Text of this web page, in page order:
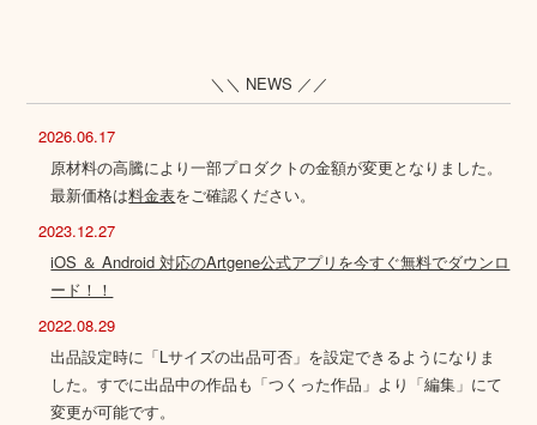
＼＼ NEWS ／／
2026.06.17
原材料の高騰により一部プロダクトの金額が変更となりました。
最新価格は料金表をご確認ください。
2023.12.27
iOS ＆ Android 対応のArtgene公式アプリを今すぐ無料でダウンロ
ード！！
2022.08.29
出品設定時に「Lサイズの出品可否」を設定できるようになりま
した。すでに出品中の作品も「つくった作品」より「編集」にて
変更が可能です。